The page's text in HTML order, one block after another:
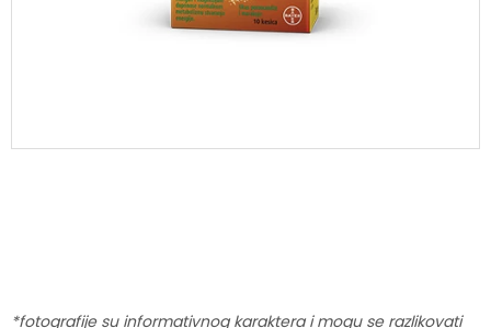
*fotografije su informativnog karaktera i mogu se razlikovati